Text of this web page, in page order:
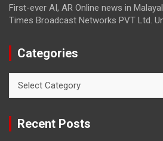
First-ever AI, AR Online news in
Times Broadcast Networks PVT Ltd.
Categories
Recent Posts